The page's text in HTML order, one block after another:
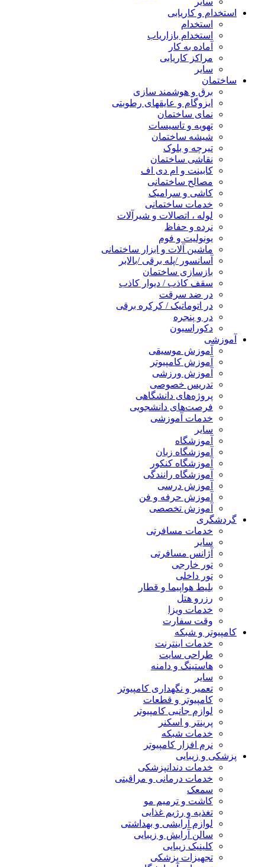
استخدام و کاریابی
استخدام
استخدام بازاریاب
آماده به کار
مراکز کاریابی
سایر
ساختمان
برق و هوشمند سازی
ایزوگام و عایقهای رطوبتی
نمای ساختمان
تهویه و تاسیسات
شیشه ساختمان
تیرچه و بلوک
نقاشی ساختمان
کابینت و ام دی اف
مصالح ساختمانی
کاشی و سرامیک
خدمات ساختمانی
لوله ، اتصالات و شیرآلات
نرده و حفاظ
یونولیت و فوم
ماشین آلات و ابزار ساختمانی
آسانسور /پله برقی /بالابر
بازسازی ساختمان
سقف کاذب / دیوار کاذب
در ضد سرقت
در اتوماتیک / کرکره برقی
در و پنجره
دکوراسیون
آموزشی
آموزش موسیقی
آموزش کامپیوتر
آموزش ورزشی
تدریس خصوصی
پروژه‌های دانشگاهی
فرصت‌های دانشجویی
خدمات آموزشی
سایر
آموزشگاه
آموزشگاه زبان
آموزشگاه کنکور
آموزشگاه رانندگی
آموزش درسی
آموزش حرفه و فن
آموزش تخصصی
گردشگری
خدمات مسافرتی
سایر
آژانس مسافرتی
تور خارجی
تور داخلی
بلیط هواپیما و قطار
رزرو هتل
خدمات ویزا
وقت سفارت
کامپیوتر و شبکه
خدمات اینترنت
طراحی سایت
هاستینگ و دامنه
سایر
تعمیر و نگهداری کامپیوتر
کامپیوتر و قطعات
لوازم جانبی کامپیوتر
پرینتر و اسکنر
خدمات شبکه
نرم افزار کامپیوتر
پزشکی و زیبایی
خدمات دندانپزشکی
خدمات درمانی و مراقبتی
سمعک
کاشت و ترمیم مو
تغذیه و رژیم غذایی
لوازم آرایشی و بهداشتی
سالن آرایش و زیبایی
کلینیک زیبایی
تجهیزات پزشکی